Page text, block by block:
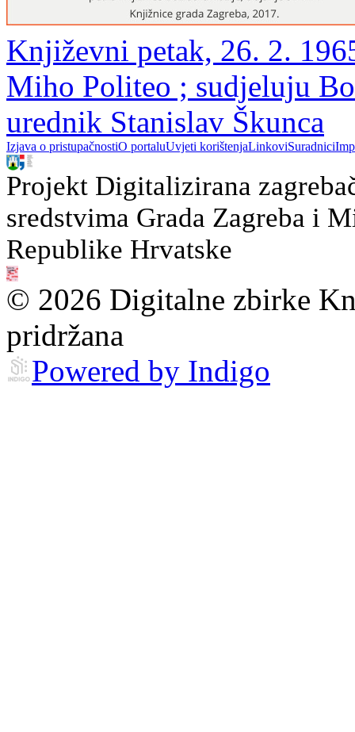
Književni petak, 26. 2.
Miho Politeo ; sudjeluju
urednik Stanislav Škunca
Izjava o pristupačnostiO portaluUvjeti korištenjaLinkoviSuradnici
Projekt Digitalizirana
sredstvima Grada Zagreba i
Republike Hrvatske
© 2026 Digitalne zbirke
pridržana
Powered by Indigo